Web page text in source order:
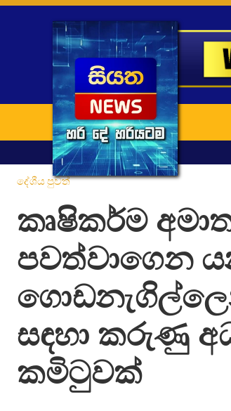
දේශීය පුවත්
කෘෂිකර්ම
පවත්වාගෙන
සඳහා කරුණු
කමිටුවක්